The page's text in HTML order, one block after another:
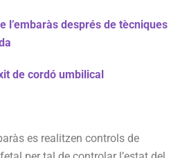
l’embaràs després de tècniques
de cordó umbilical
es realitzen controls de